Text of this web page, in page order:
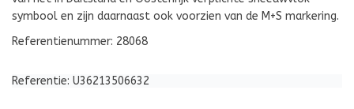
symbool en zijn daarnaast ook voorzien van de M+S markering.
Referentienummer: 28068
Referentie: U36213506632